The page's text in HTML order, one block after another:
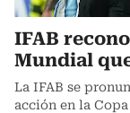
IFAB
Mundial
La IFAB se
acción en la